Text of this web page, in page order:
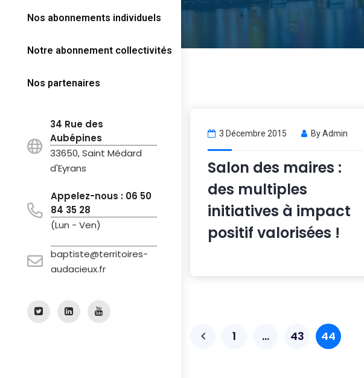
Nos abonnements individuels
Notre abonnement collectivités
Nos partenaires
34 Rue des
Aubépines
33650, Saint Médard
d'Eyrans
Appelez-nous : 06 50
84 35 28
(Lun - Ven)
baptiste@territoires-
audacieux.fr
3 Décembre 2015 ByAdmin
Salon des maires :
des multiples
initiatives à impact
positif valorisées !
1 … 43 44